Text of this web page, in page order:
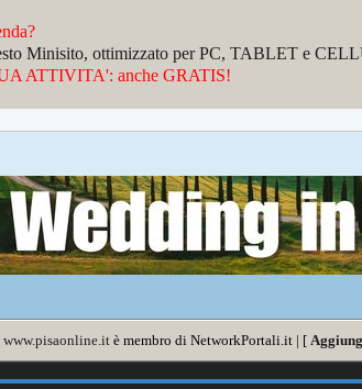
Minisito, ottimizzato per PC, TABLET e
ATTIVITA': anche GRATIS!
www.pisaonline.it è membro di NetworkPortali.it | [